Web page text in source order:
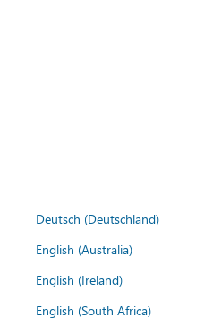
Deutsch (Deutschland)
English (Australia)
English (Ireland)
English (South Africa)